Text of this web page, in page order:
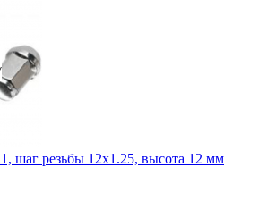
шаг резьбы 12x1.25, высота 12 мм